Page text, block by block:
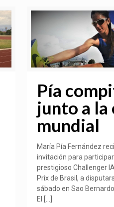
Pía
junto a la
mundial
María Pía Fernández
invitación para participar
prestigioso Challenger
Prix de Brasil, a
sábado en Sao
El